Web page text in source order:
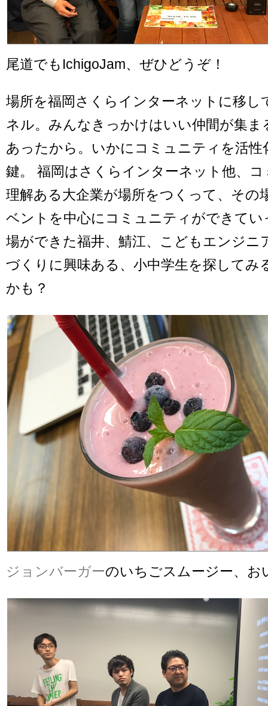
尾道でもIchigoJam、ぜひどうぞ！
場所を福岡さくらインターネットに移し
ネル。みんなきっかけはいい仲間が集
あったから。いかにコミュニティを活性
鍵。 福岡はさくらインターネット他、
理解ある大企業が場所をつくって、その
ベントを中心にコミュニティができて
場ができた福井、鯖江、こどもエンジニ
づくりに興味ある、小中学生を探してみ
かも？
ジョンバーガーのいちごスムージー、お